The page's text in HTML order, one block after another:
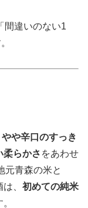
間違いのない1
やや辛口のすっき
柔らかさ をあわせ
元青森の米と
、 初めての純米